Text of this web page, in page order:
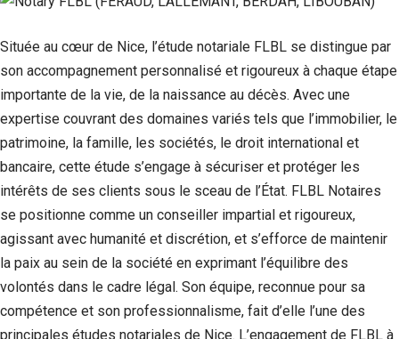
Située au cœur de Nice, l’étude notariale FLBL se distingue par
son accompagnement personnalisé et rigoureux à chaque étape
importante de la vie, de la naissance au décès. Avec une
expertise couvrant des domaines variés tels que l’immobilier, le
patrimoine, la famille, les sociétés, le droit international et
bancaire, cette étude s’engage à sécuriser et protéger les
intérêts de ses clients sous le sceau de l’État. FLBL Notaires
se positionne comme un conseiller impartial et rigoureux,
agissant avec humanité et discrétion, et s’efforce de maintenir
la paix au sein de la société en exprimant l’équilibre des
volontés dans le cadre légal. Son équipe, reconnue pour sa
compétence et son professionnalisme, fait d’elle l’une des
principales études notariales de Nice. L’engagement de FLBL à